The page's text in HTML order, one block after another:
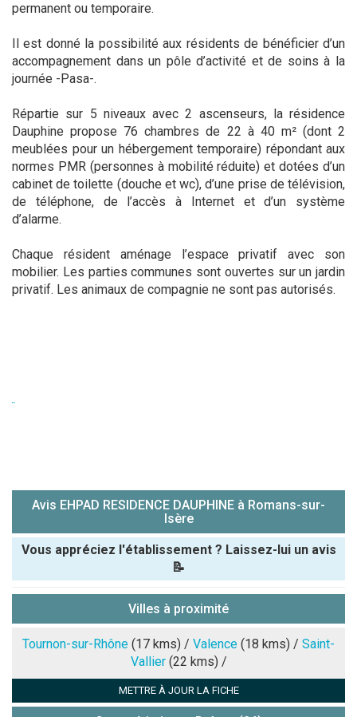
permanent ou temporaire.
Il est donné la possibilité aux résidents de bénéficier d’un
accompagnement dans un pôle d’activité et de soins à la
journée -Pasa-.
Répartie sur 5 niveaux avec 2 ascenseurs, la résidence
Dauphine propose 76 chambres de 22 à 40 m² (dont 2
meublées pour un hébergement temporaire) répondant aux
normes PMR (personnes à mobilité réduite) et dotées d’un
cabinet de toilette (douche et wc), d’une prise de télévision,
de téléphone, de l’accès à Internet et d’un système
d’alarme.
Chaque résident aménage l’espace privatif avec son
mobilier. Les parties communes sont ouvertes sur un jardin
privatif. Les animaux de compagnie ne sont pas autorisés.
Avis EHPAD RESIDENCE DAUPHINE à Romans-sur-
Isère
Vous appréciez l'établissement ? Laissez-lui un avis
📝
Note que vous souhaitez attribuer :
Antispam -
Villes à proximité
Tournon-sur-Rhône (17 kms) / Valence (18 kms) / Saint-
Vallier(22 kms) /
METTRE À JOUR LA FICHE